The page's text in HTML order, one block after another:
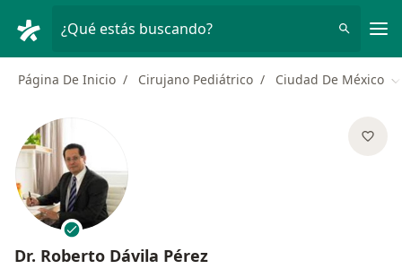
¿Qué estás buscando?
Página De Inicio Cirujano Pediátrico Ciudad De México
Dr. Roberto Dávila Pérez